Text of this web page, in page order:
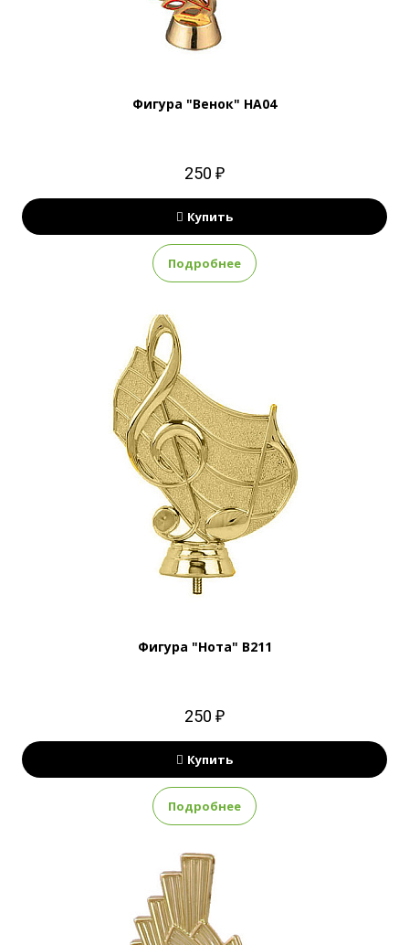
Фигура "Венок" HA04
250 ₽
Купить
Подробнее
Фигура "Нота" B211
250 ₽
Купить
Подробнее